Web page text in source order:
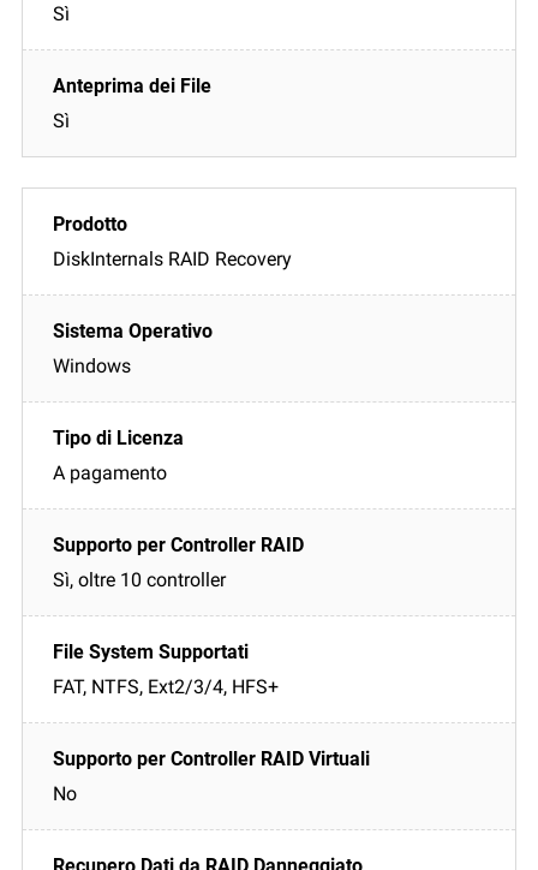
Sì
Sì
DiskInternals RAID Recovery
Windows
A pagamento
Sì, oltre 10 controller
FAT, NTFS, Ext2/3/4, HFS+
No